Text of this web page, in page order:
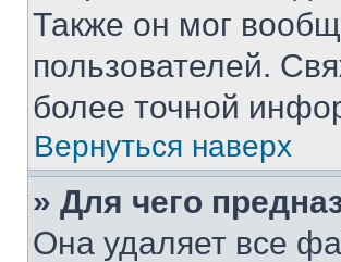
Также он мог
пользователей.
более точной
Вернуться наверх
» Для чего
Она удаляет все